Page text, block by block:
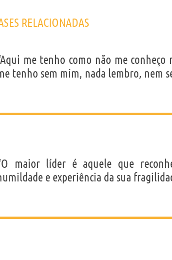
RELACIONADAS
me tenho como não me
tenho sem mim, nada lembro, nem
maior líder é aquele que
e experiência da sua